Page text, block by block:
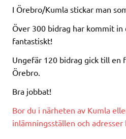
I Örebro/Kumla stickar man
Över 300 bidrag har kommit in
fantastiskt!
Ungefär 120 bidrag gick till
Örebro.
Bra jobbat!
Bor du i närheten av Kumla
inlämningsställen och adresser